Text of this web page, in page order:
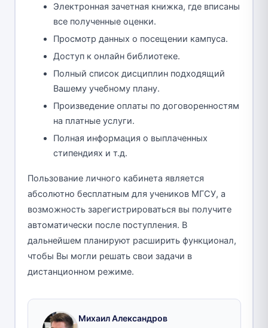
Электронная зачетная книжка, где вписаны
все полученные оценки.
Просмотр данных о посещении кампуса.
Доступ к онлайн библиотеке.
Полный список дисциплин подходящий
Вашему учебному плану.
Произведение оплаты по договоренностям
на платные услуги.
Полная информация о выплаченных
стипендиях и т.д.
Пользование личного кабинета является
абсолютно бесплатным для учеников МГСУ, а
возможность зарегистрироваться вы получите
автоматически после поступления. В
дальнейшем планируют расширить функционал,
чтобы Вы могли решать свои задачи в
дистанционном режиме.
Михаил Александров